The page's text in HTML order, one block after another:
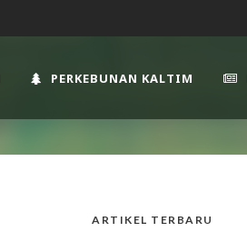
PERKEBUNAN KALTIM
ARTIKEL TERBARU